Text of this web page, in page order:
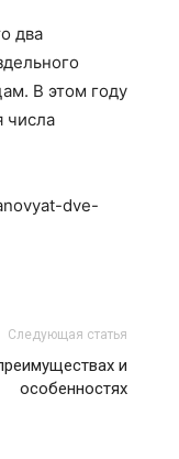
два
В этом году
числа
dve-
Следующая статья
и
особенностях